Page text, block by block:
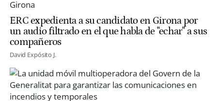
ERC expedienta a su candidato en Girona por
un audio filtrado en el que habla de "echar" a sus
compañeros
David Expósito J.